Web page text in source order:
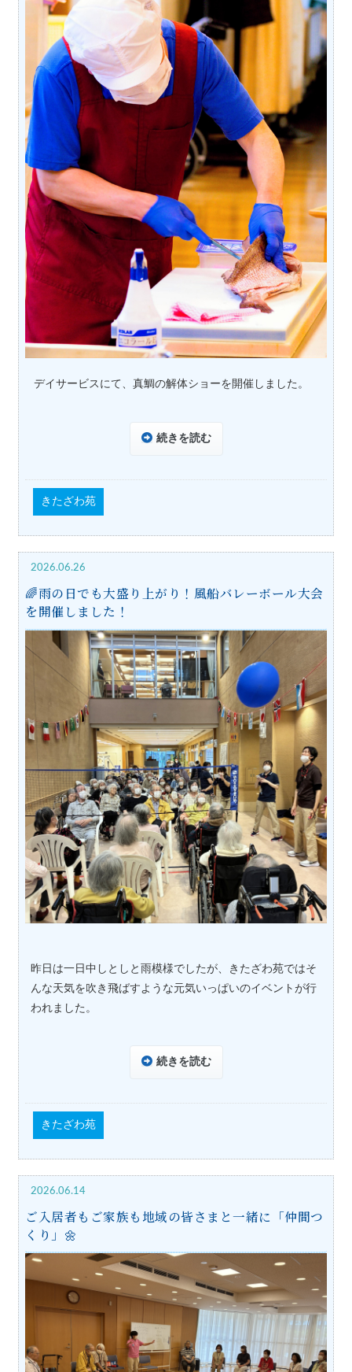
デイサービスにて、真鯛の解体ショーを開催しました。
続きを読む
きたざわ苑
2026.06.26
🌈雨の日でも大盛り上がり！風船バレーボール大会
を開催しました！
昨日は一日中しとしと雨模様でしたが、きたざわ苑ではそ
んな天気を吹き飛ばすような元気いっぱいのイベントが行
われました。
続きを読む
きたざわ苑
2026.06.14
ご入居者もご家族も地域の皆さまと一緒に「仲間つ
くり」🌼